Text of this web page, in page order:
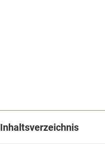
Inhaltsverzeichnis